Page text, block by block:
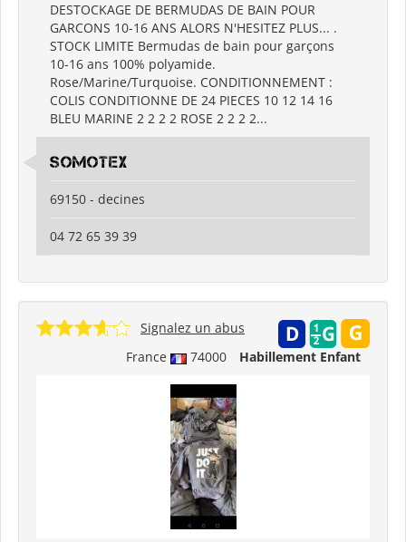
DESTOCKAGE DE BERMUDAS DE BAIN POUR
GARCONS 10-16 ANS ALORS N'HESITEZ PLUS... .
STOCK LIMITE Bermudas de bain pour garçons
10-16 ans 100% polyamide.
Rose/Marine/Turquoise. CONDITIONNEMENT :
COLIS CONDITIONNE DE 24 PIECES 10 12 14 16
BLEU MARINE 2 2 2 2 ROSE 2 2 2 2...
somotex
69150 - decines
04 72 65 39 39
France 74000 Habillement Enfant
Signalez un abus